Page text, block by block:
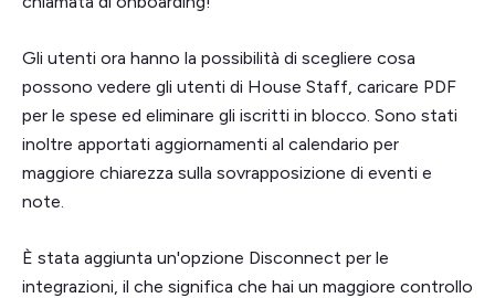
Gli utenti ora hanno la possibilità di scegliere cosa
possono vedere gli utenti di House Staff, caricare PDF
per le spese ed eliminare gli iscritti in blocco. Sono stati
inoltre apportati aggiornamenti al calendario per
maggiore chiarezza sulla sovrapposizione di eventi e
note.
È stata aggiunta un'opzione Disconnect per le
integrazioni, il che significa che hai un maggiore controllo